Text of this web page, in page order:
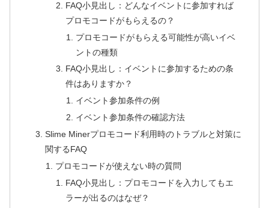
FAQ小見出し：どんなイベントに参加すれば
プロモコードがもらえるの？
プロモコードがもらえる可能性が高いイベ
ントの種類
FAQ小見出し：イベントに参加するための条
件はありますか？
イベント参加条件の例
イベント参加条件の確認方法
Slime Minerプロモコード利用時のトラブルと対策に
関するFAQ
プロモコードが使えない時の質問
FAQ小見出し：プロモコードを入力してもエ
ラーが出るのはなぜ？